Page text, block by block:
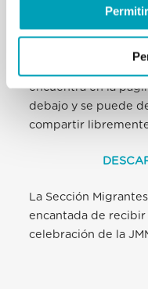
Todo el material de
diferentes idiomas
(ideas para la
encuentra en la
debajo y se puede
compartir
La Sección
encantada de
celebración de la